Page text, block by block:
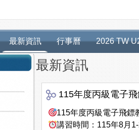
最新資訊 行事曆 2026 TW
最新資訊
115年度丙級電子
115年度丙級電子飛鏢
講習時間：115年8月